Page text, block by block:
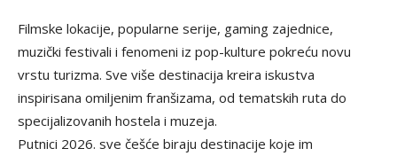
Filmske lokacije, popularne serije, gaming zajednice,
muzički festivali i fenomeni iz pop-kulture pokreću novu
vrstu turizma. Sve više destinacija kreira iskustva
inspirisana omiljenim franšizama, od tematskih ruta do
specijalizovanih hostela i muzeja.
Putnici 2026. sve češće biraju destinacije koje im